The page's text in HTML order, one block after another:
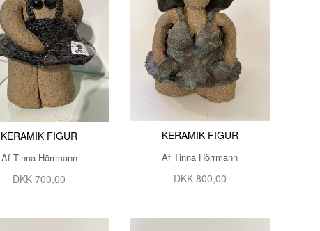
FREDRIK PALMGREN
GABY ACEVEDO
GITTE ALS
GITTE LEA ANDERSEN
GITTE TOFT
GLENNI ANDERSEN
HANNE MUNK KURE
HELENE RØMER
KERAMIK FIGUR
Af Tinna Hörrmann
DKK 700,00
KERAMIK FIGUR
Af Tinna Hörrmann
DKK 800,00